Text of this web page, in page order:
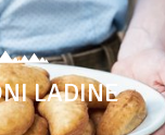
LADINE